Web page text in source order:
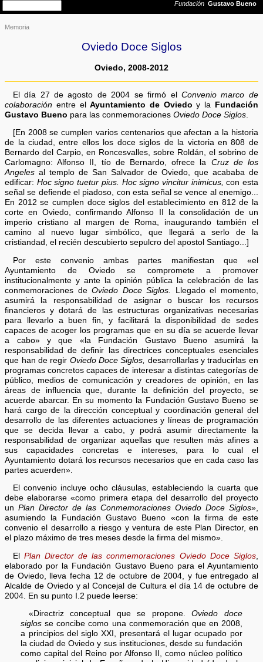
Memoria
Oviedo Doce Siglos
Oviedo, 2008-2012
El día 27 de agosto de 2004 se firmó el Convenio marco de
colaboración entre elAyuntamiento de Oviedo y la Fundación
Gustavo Bueno para las conmemoracionesOviedo Doce Siglos
[En 2008 se cumplen varios centenarios que afectan a la historia
de la ciudad, entre ellos los doce siglos de la victoria en 808 de
Bernardo del Carpio, en Roncesvalles, sobre Roldán, el sobrino de
Carlomagno: Alfonso II, tío de Bernardo, ofrece la Cruz de los
Angeles al templo de San Salvador de Oviedo, que acababa de
edificar: Hoc signo tuetur pius. Hoc signo vincitur inimicus, con esta
señal se defiende el piadoso, con esta señal se vence al enemigo...
En 2012 se cumplen doce siglos del establecimiento en 812 de la
corte en Oviedo, confirmando Alfonso II la consolidación de un
imperio cristiano al margen de Roma, inaugurando también el
camino al nuevo lugar simbólico, que llegará a serlo de la
cristiandad, el recién descubierto sepulcro del apostol Santiago...]
Por este convenio ambas partes manifiestan que «el
Ayuntamiento de Oviedo se compromete a promover
institucionalmente y ante la opinión pública la celebración de las
conmemoraciones deOviedo Doce Siglos.
Llegado el momento,
asumirá la responsabilidad de asignar o buscar los recursos
financieros y dotará de las estructuras organizativas necesarias
para llevarlo a buen fin, y facilitará la disponibilidad de sedes
capaces de acoger los programas que en su día se acuerde llevar
a cabo» y que «la Fundación Gustavo Bueno asumirá la
responsabilidad de definir las directrices conceptuales esenciales
que han de regir Oviedo Doce Siglos, desarrollarlas y traducirlas en
programas concretos capaces de interesar a distintas categorías de
público, medios de comunicación y creadores de opinión, en las
áreas de influencia que, durante la definición del proyecto, se
acuerde abarcar. En su momento la Fundación Gustavo Bueno se
hará cargo de la dirección conceptual y coordinación general del
desarrollo de las diferentes actuaciones y líneas de programación
que se decida llevar a cabo, y podrá asumir directamente la
responsabilidad de organizar aquellas que resulten más afines a
sus capacidades concretas e intereses, para lo cual el
Ayuntamiento dotará los recursos necesarios que en cada caso las
partes acuerden».
El convenio incluye ocho cláusulas, estableciendo la cuarta que
debe elaborarse «como primera etapa del desarrollo del proyecto
unPlan Director de las Conmemoraciones Oviedo Doce Siglos»,
asumiendo la Fundación Gustavo Bueno «con la firma de este
convenio el desarrollo a riesgo y ventura de este Plan Director, en
el plazo máximo de tres meses desde la firma del mismo».
El Plan Director de las conmemoraciones Oviedo Doce Siglos,
elaborado por la Fundación Gustavo Bueno para el Ayuntamiento
de Oviedo, lleva fecha 12 de octubre de 2004, y fue entregado al
Alcalde de Oviedo y al Concejal de Cultura el día 14 de octubre de
2004. En su punto I.2 puede leerse:
«Directriz conceptual que se propone.Oviedo doce
siglos se concibe como una conmemoración que en 2008,
a principios del siglo XXI, presentará el lugar ocupado por
la ciudad de Oviedo y sus instituciones, desde su fundación
como capital del Reino por Alfonso II, como núcleo político